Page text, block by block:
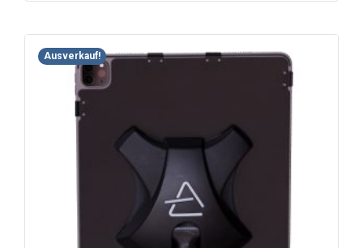
Ausverkauf!